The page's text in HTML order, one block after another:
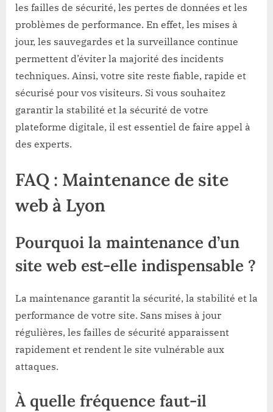
les failles de sécurité, les pertes de données et les
problèmes de performance. En effet, les mises à
jour, les sauvegardes et la surveillance continue
permettent d’éviter la majorité des incidents
techniques. Ainsi, votre site reste fiable, rapide et
sécurisé pour vos visiteurs. Si vous souhaitez
garantir la stabilité et la sécurité de votre
plateforme digitale, il est essentiel de faire appel à
des experts.
FAQ : Maintenance de site
web à Lyon
Pourquoi la maintenance d’un
site web est-elle indispensable ?
La maintenance garantit la sécurité, la stabilité et la
performance de votre site. Sans mises à jour
régulières, les failles de sécurité apparaissent
rapidement et rendent le site vulnérable aux
attaques.
À quelle fréquence faut-il